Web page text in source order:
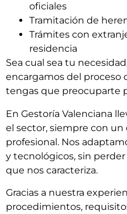
oficiales
Tramitación de
Trámites con
residencia
Sea cual sea tu
encargamos del proceso
tengas que preocuparte
En Gestoría Valenciana
el sector, siempre con
profesional. Nos
y tecnológicos, sin
que nos caracteriza.
Gracias a nuestra
procedimientos,